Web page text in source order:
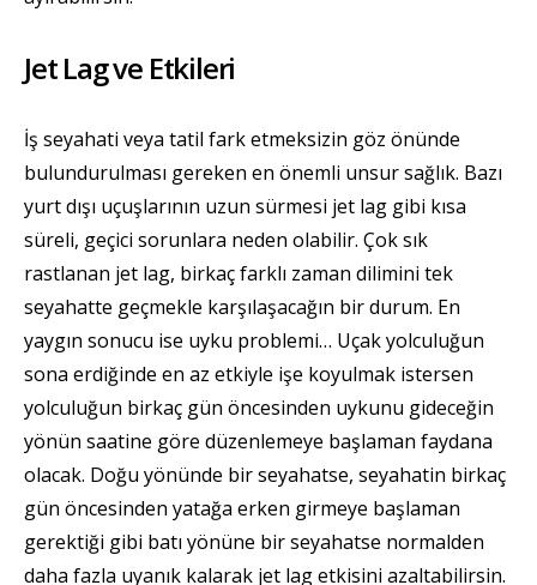
Jet Lag ve Etkileri
İş seyahati veya tatil fark etmeksizin göz önünde
bulundurulması gereken en önemli unsur sağlık. Bazı
yurt dışı uçuşlarının uzun sürmesi jet lag gibi kısa
süreli, geçici sorunlara neden olabilir. Çok sık
rastlanan jet lag, birkaç farklı zaman dilimini tek
seyahatte geçmekle karşılaşacağın bir durum. En
yaygın sonucu ise uyku problemi… Uçak yolculuğun
sona erdiğinde en az etkiyle işe koyulmak istersen
yolculuğun birkaç gün öncesinden uykunu gideceğin
yönün saatine göre düzenlemeye başlaman faydana
olacak. Doğu yönünde bir seyahatse, seyahatin birkaç
gün öncesinden yatağa erken girmeye başlaman
gerektiği gibi batı yönüne bir seyahatse normalden
daha fazla uyanık kalarak jet lag etkisini azaltabilirsin.